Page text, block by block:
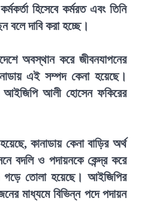
হিসেবে কর্মরত এবং তিনি
বলে দাবি করা হচ্ছে।
অবস্থান করে জীবনযাপনের
এই সম্পদ কেনা হয়েছে।
আইজিপি আলী হোসেন ফকিরের
কানাডায় কেনা বাড়ির অর্থ
বদলি ও পদায়নকে কেন্দ্র করে
গড়ে তোলা হয়েছে। আইজিপির
মাধ্যমে বিভিন্ন পদে পদায়ন